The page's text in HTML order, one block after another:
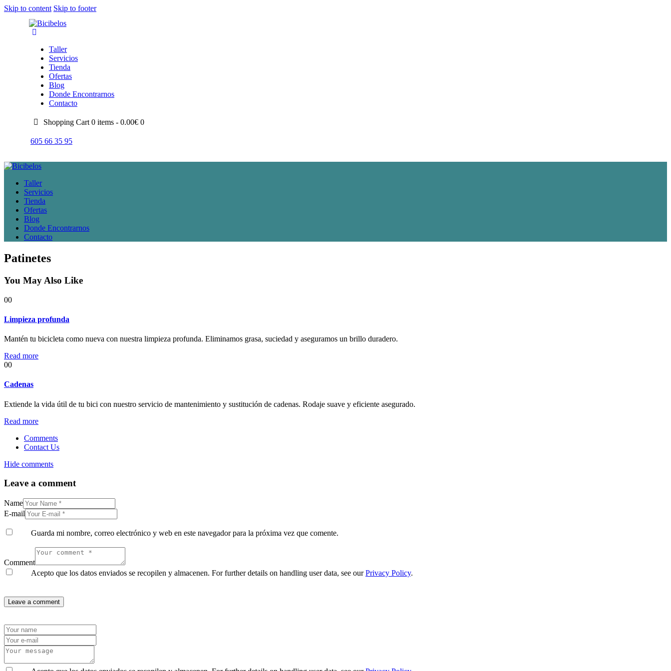
Skip to content Skip to footer
Taller
Servicios
Tienda
Ofertas
Blog
Donde Encontrarnos
Contacto
Shopping Cart 0 items -0.00€ 0
605 66 35 95
Taller
Servicios
Tienda
Ofertas
Blog
Donde Encontrarnos
Contacto
Patinetes
You May Also Like
00
Limpieza profunda
Mantén tu bicicleta como nueva con nuestra limpieza profunda. Eliminamos grasa, suciedad y aseguramos un brillo duradero.
Read more
00
Cadenas
Extiende la vida útil de tu bici con nuestro servicio de mantenimiento y sustitución de cadenas. Rodaje suave y eficiente asegurado.
Read more
Comments
Contact Us
Hide comments
Leave a comment
Name
E-mail
Guarda mi nombre, correo electrónico y web en este navegador para la próxima vez que comente.
Comment
Acepto que los datos enviados se recopilen y almacenen. For further details on handling user data, see ourPrivacy Policy.